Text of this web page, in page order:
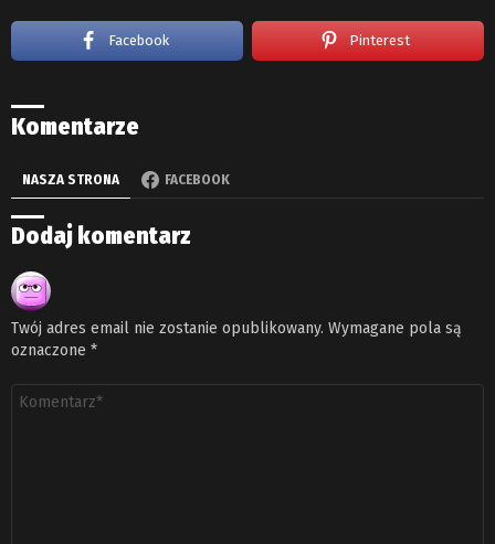
Facebook Pinterest
Komentarze
NASZA STRONA FACEBOOK
Dodaj komentarz
Twój adres email nie zostanie opublikowany. Wymagane pola są
oznaczone *